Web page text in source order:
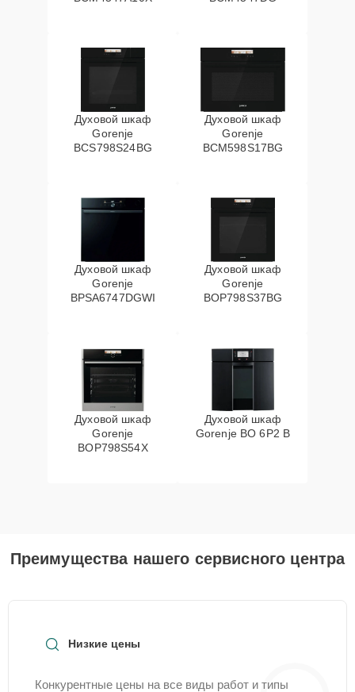
Духовой шкаф
Gorenje
BCS798S24BG
Духовой шкаф
Gorenje
BCM598S17BG
Духовой шкаф
Gorenje
BPSA6747DGWI
Духовой шкаф
Gorenje
BOP798S37BG
Духовой шкаф
Gorenje
BOP798S54X
Духовой шкаф
Gorenje BO 6P2 B
Преимущества нашего сервисного центра
Низкие цены
Конкурентные цены на все виды работ и типы